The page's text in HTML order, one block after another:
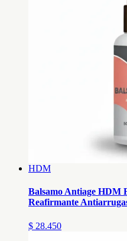
HDM
Balsamo Antiage HDM
Reafirmante
$ 28.450